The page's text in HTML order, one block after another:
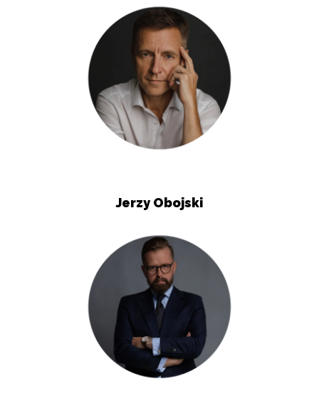
Jerzy Obojski